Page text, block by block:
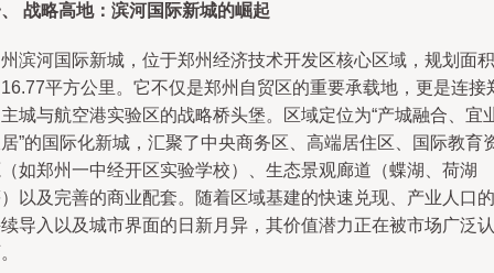
战略高地：滨河国际新城的崛起
滨河国际新城，位于郑州经济技术开发区核心区域，规划面积
平方公里。它不仅是郑州自贸区的重要承载地，更是连接
城与航空港实验区的战略桥头堡。区域定位为“产城融合、宜
”的国际化新城，汇聚了中央商务区、高端居住区、国际教育
如郑州一中经开区实验学校）、生态景观廊道（蝶湖、荷湖
以及完善的商业配套。随着区域基建的快速兑现、产业人口的
导入以及城市界面的日新月异，其价值潜力正在被市场广泛认